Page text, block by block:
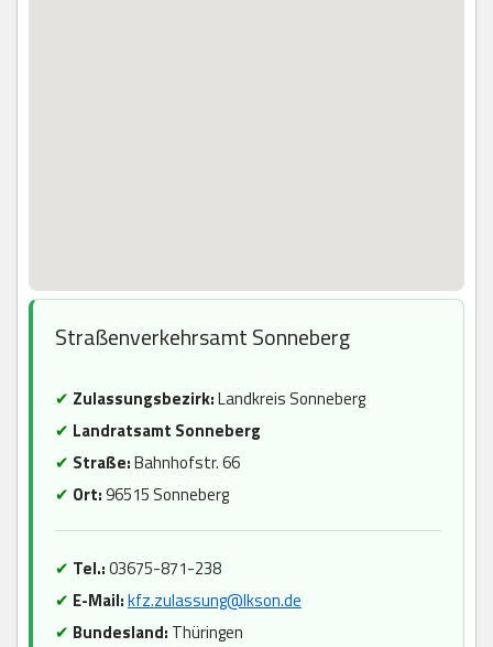
Straßenverkehrsamt Sonneberg
✔ Zulassungsbezirk:Landkreis Sonneberg
✔ Landratsamt Sonneberg
✔ Straße:Bahnhofstr. 66
✔ Ort:96515 Sonneberg
✔ Tel.:03675-871-238
✔ E-Mail:kfz.zulassung@lkson.de
✔ Bundesland: Thüringen